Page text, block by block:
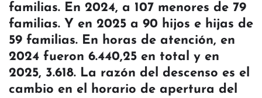
familias. En 2024, a 107 menores de 79
familias. Y en 2025 a 90 hijos e hijas de
59 familias. En horas de atención, en
2024 fueron 6.440,25 en total y en
2025, 3.618. La razón del descenso es el
cambio en el horario de apertura del